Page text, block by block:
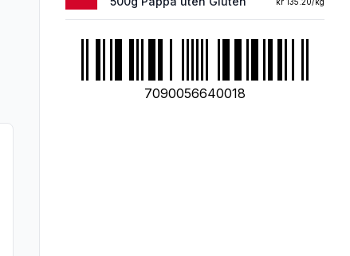
nøye om du har allergier, vi tar forbehold om at det kan være feil i
7090056640018